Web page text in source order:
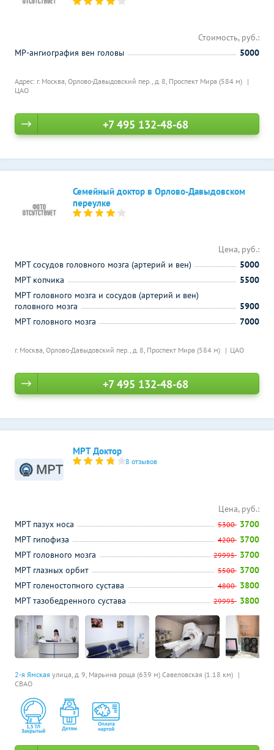
Адрес: г. Москва, Орлово-Давыдовский пер., д. 8, Проспект Мира (584 м)
ЦАО
Стоимость, руб.:
МР-ангиография вен головы
5000
+7 495 132-48-68
Семейный доктор в Орлово-Давыдовском
переулке
г. Москва, Орлово-Давыдовский пер., д. 8, Проспект Мира (584 м) ЦАО
Цена, руб.:
МРТ сосудов головного мозга (артерий и вен)
5000
МРТ копчика
5500
МРТ головного мозга и сосудов (артерий и вен)
головного мозга
5900
МРТ головного мозга
7000
+7 495 132-48-68
МРТ Доктор
8 отзывов
2-я Ямская улица, д. 9, Марьина роща (639 м) Савеловская (1.18 км)
СВАО
Цена, руб.:
МРТ пазух носа
5300 3700
МРТ гипофиза
4200 3700
МРТ головного мозга
29995 3700
МРТ глазных орбит
5500 3700
МРТ голеностопного сустава
4800 3800
МРТ тазобедренного сустава
29995 3800